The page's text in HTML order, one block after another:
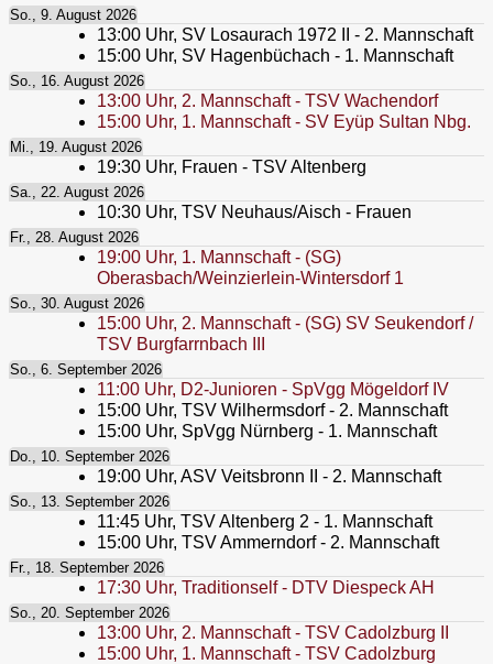
So., 9. August 2026
13:00 Uhr, SV Losaurach 1972 II - 2. Mannschaft
15:00 Uhr, SV Hagenbüchach - 1. Mannschaft
So., 16. August 2026
13:00 Uhr, 2. Mannschaft - TSV Wachendorf
15:00 Uhr, 1. Mannschaft - SV Eyüp Sultan Nbg.
Mi., 19. August 2026
19:30 Uhr, Frauen - TSV Altenberg
Sa., 22. August 2026
10:30 Uhr, TSV Neuhaus/Aisch - Frauen
Fr., 28. August 2026
19:00 Uhr, 1. Mannschaft - (SG)
Oberasbach/Weinzierlein-Wintersdorf 1
So., 30. August 2026
15:00 Uhr, 2. Mannschaft - (SG) SV Seukendorf /
TSV Burgfarrnbach III
So., 6. September 2026
11:00 Uhr, D2-Junioren - SpVgg Mögeldorf IV
15:00 Uhr, TSV Wilhermsdorf - 2. Mannschaft
15:00 Uhr, SpVgg Nürnberg - 1. Mannschaft
Do., 10. September 2026
19:00 Uhr, ASV Veitsbronn II - 2. Mannschaft
So., 13. September 2026
11:45 Uhr, TSV Altenberg 2 - 1. Mannschaft
15:00 Uhr, TSV Ammerndorf - 2. Mannschaft
Fr., 18. September 2026
17:30 Uhr, Traditionself - DTV Diespeck AH
So., 20. September 2026
13:00 Uhr, 2. Mannschaft - TSV Cadolzburg II
15:00 Uhr, 1. Mannschaft - TSV Cadolzburg